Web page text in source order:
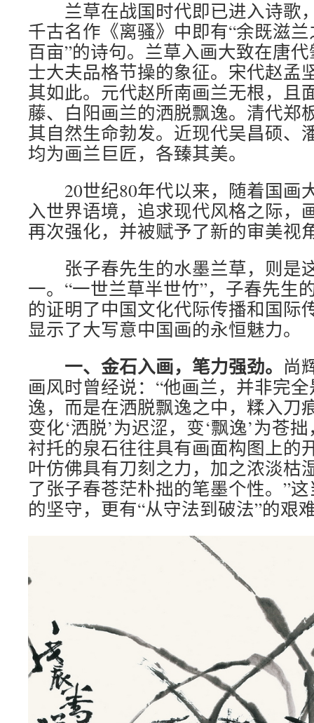
兰草在战国时代即已进入诗歌
千古名作《离骚》中即有“余既滋
百亩”的诗句。兰草入画大致在唐
士大夫品格节操的象征。宋代赵孟
其如此。元代赵所南画兰无根，且
藤、白阳画兰的洒脱飘逸。清代郑
其自然生命勃发。近现代吴昌硕、
均为画兰巨匠，各臻其美。
20世纪80年代以来，随着国画
入世界语境，追求现代风格之际，
再次强化，并被赋予了新的审美视
张子春先生的水墨兰草，则是
一。“一世兰草半世竹”，子春先生
的证明了中国文化代际传播和国际
显示了大写意中国画的永恒魅力。
一、金石入画，笔力强劲。 尚
画风时曾经说：“他画兰，并非完
逸，而是在洒脱飘逸之中，糅入刀
变化‘洒脱’为迟涩，变‘飘逸’为苍
衬托的泉石往往具有画面构图上的
叶仿佛具有刀刻之力，加之浓淡枯
了张子春苍茫朴拙的笔墨个性。”
的坚守，更有“从守法到破法”的艰